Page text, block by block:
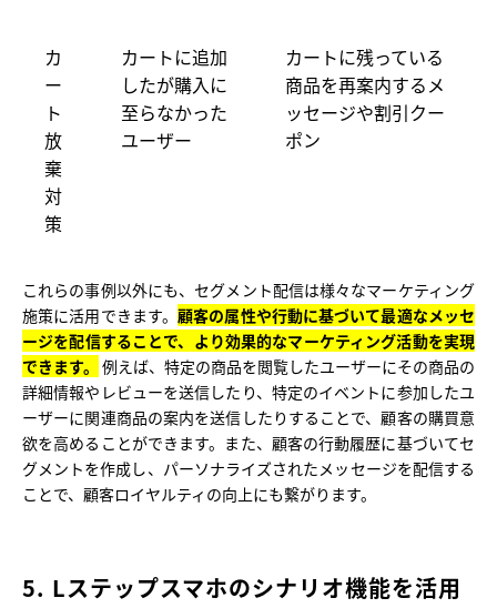
カ
ー
ト
放
棄
対
策
カートに追加
したが購入に
至らなかった
ユーザー
カートに残っている
商品を再案内するメ
ッセージや割引クー
ポン
これらの事例以外にも、セグメント配信は様々なマーケティング
施策に活用できます。顧客の属性や行動に基づいて最適なメッセ
ージを配信することで、より効果的なマーケティング活動を実現
できます。 例えば、特定の商品を閲覧したユーザーにその商品の
詳細情報やレビューを送信したり、特定のイベントに参加したユ
ーザーに関連商品の案内を送信したりすることで、顧客の購買意
欲を高めることができます。また、顧客の行動履歴に基づいてセ
グメントを作成し、パーソナライズされたメッセージを配信する
ことで、顧客ロイヤルティの向上にも繋がります。
5. Lステップスマホのシナリオ機能を活用